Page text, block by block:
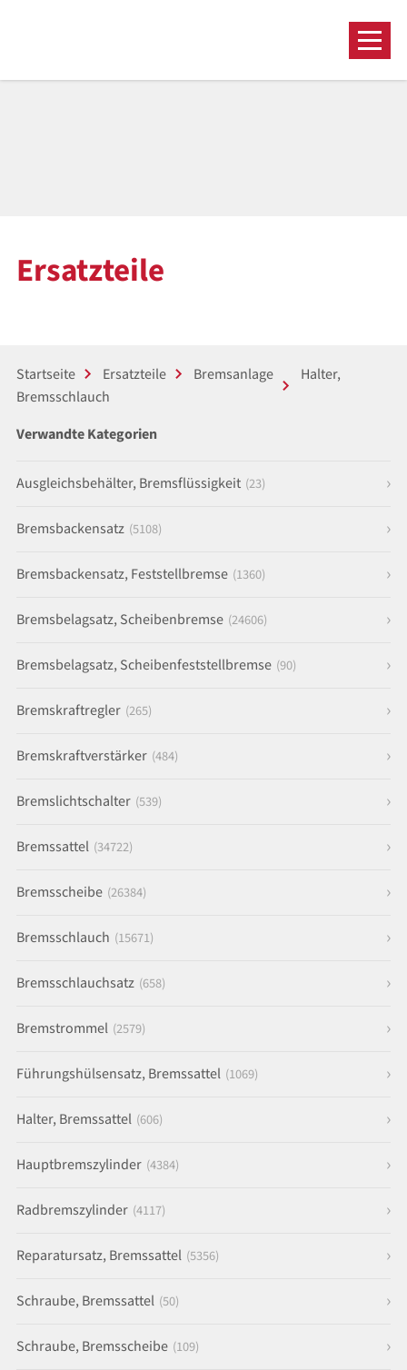
Ersatzteile
Startseite Ersatzteile Bremsanlage
Halter,
Bremsschlauch
Verwandte Kategorien
Ausgleichsbehälter, Bremsflüssigkeit (23)
Bremsbackensatz (5108)
Bremsbackensatz, Feststellbremse (1360)
Bremsbelagsatz, Scheibenbremse (24606)
Bremsbelagsatz, Scheibenfeststellbremse (90)
Bremskraftregler (265)
Bremskraftverstärker (484)
Bremslichtschalter (539)
Bremssattel (34722)
Bremsscheibe (26384)
Bremsschlauch (15671)
Bremsschlauchsatz (658)
Bremstrommel (2579)
Führungshülsensatz, Bremssattel (1069)
Halter, Bremssattel (606)
Hauptbremszylinder (4384)
Radbremszylinder (4117)
Reparatursatz, Bremssattel (5356)
Schraube, Bremssattel (50)
Schraube, Bremsscheibe (109)